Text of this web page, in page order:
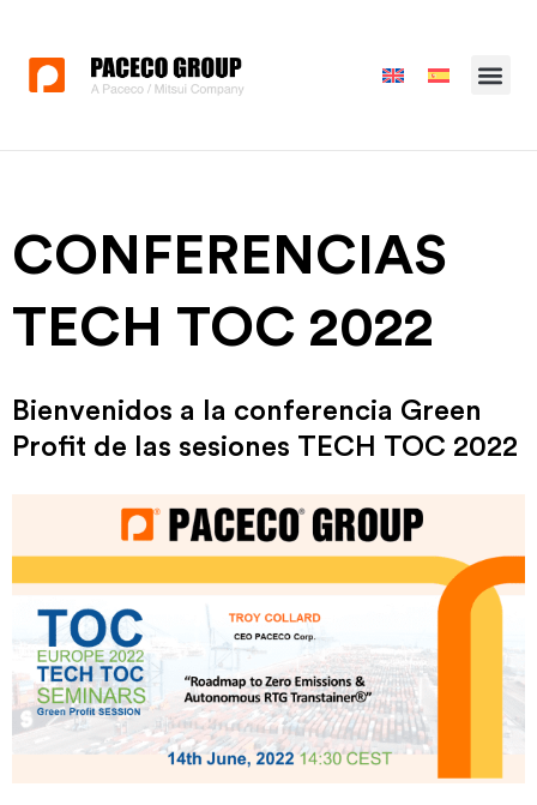
CONFERENCIAS
TECH TOC 2022
Bienvenidos a la conferencia Green
Profit de las sesiones TECH TOC 2022